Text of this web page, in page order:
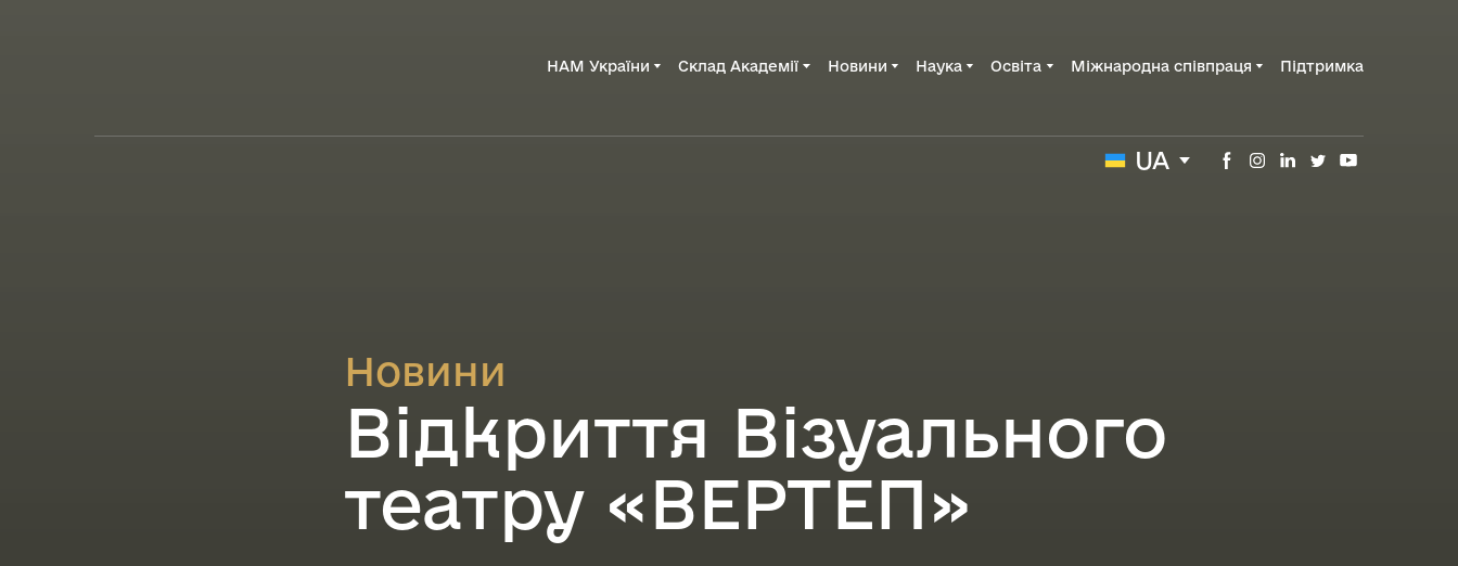
НАМ України Склад Академії Новини Наука Освіта Міжнародна співпраця Підтримка
UA
Новини
Відкриття Візуального
театру «ВЕРТЕП»